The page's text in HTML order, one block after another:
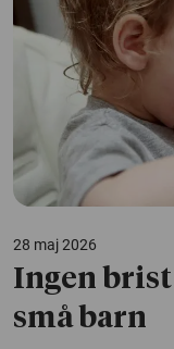
28 maj 2026
Ingen
små barn